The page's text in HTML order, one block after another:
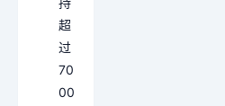
超
过
70
00